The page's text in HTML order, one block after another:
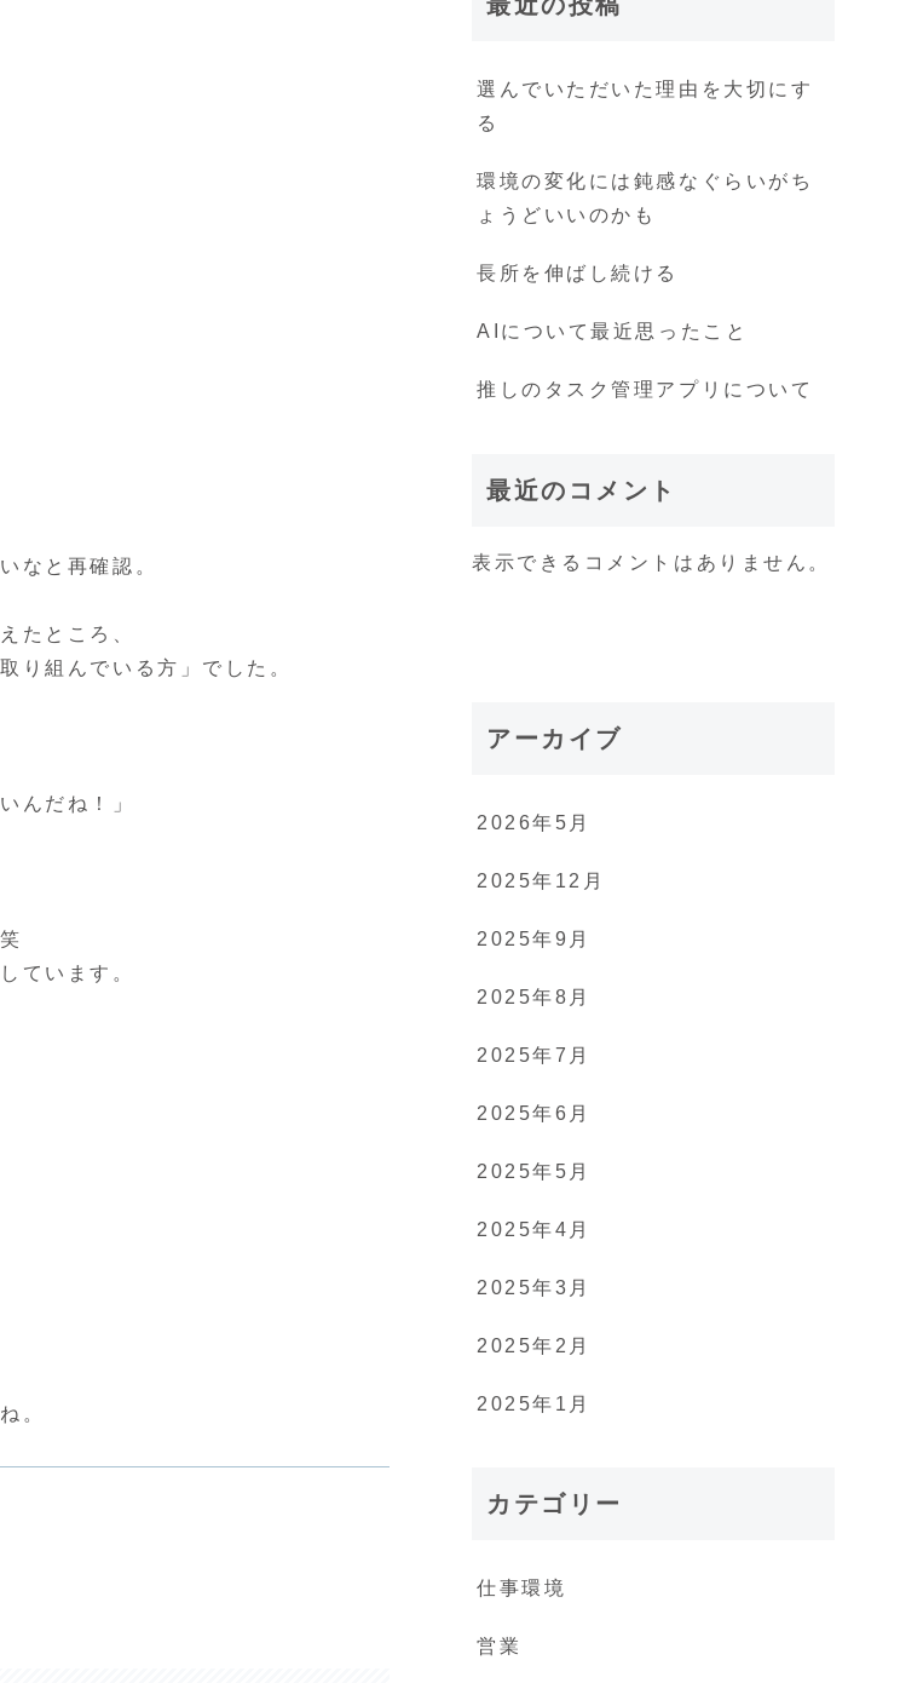
なと再確認。
たところ、
り組んでいる方」でした。
んだね！」
ています。
。
選んでいただいた理由を大切にす
る
環境の変化には鈍感なぐらいがち
ょうどいいのかも
長所を伸ばし続ける
AIについて最近思ったこと
推しのタスク管理アプリについて
最近のコメント
表示できるコメントはありません。
アーカイブ
2026年5月
2025年12月
2025年9月
2025年8月
2025年7月
2025年6月
2025年5月
2025年4月
2025年3月
2025年2月
2025年1月
カテゴリー
仕事環境
営業